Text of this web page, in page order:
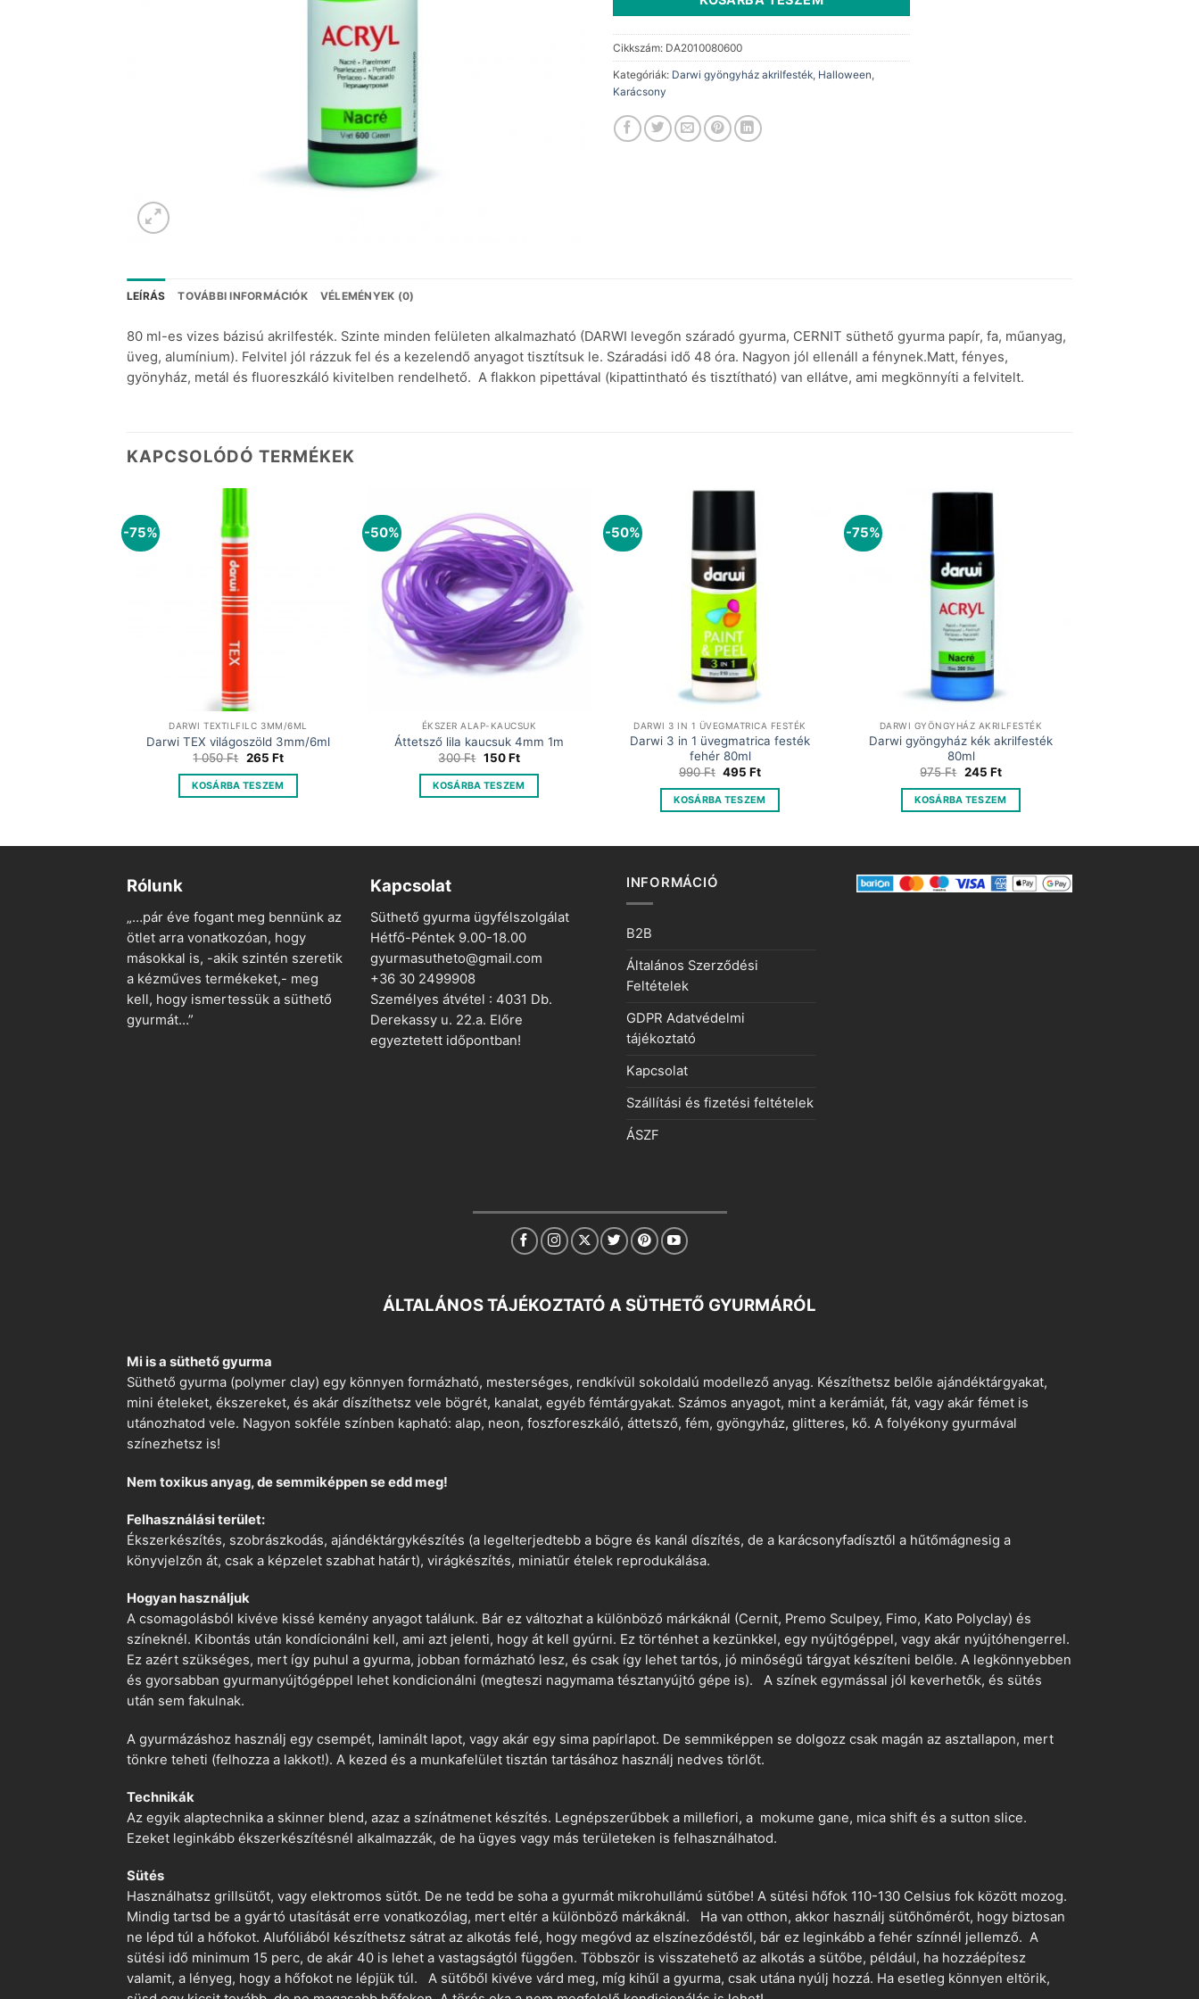
Cikkszám: DA2010080600
Kategóriák: Darwi gyöngyház akrilfesték Halloween
Karácsony
LEÍRÁS TOVÁBBI INFORMÁCIÓK VÉLEMÉNYEK (0)
80 ml-es vizes bázisú akrilfesték. Szinte minden felületen alkalmazható (DARWI levegőn száradó gyurma, CERNIT süthető gyurma papír, fa, műanyag,
üveg, alumínium). Felvitel jól rázzuk fel és a kezelendő anyagot tisztítsuk le. Száradási idő 48 óra. Nagyon jól ellenáll a fénynek.Matt, fényes,
gyönyház, metál és fluoreszkáló kivitelben rendelhető. A flakkon pipettával (kipattintható és tisztítható) van ellátve, ami megkönnyíti a felvitelt.
KAPCSOLÓDÓ TERMÉKEK
-75%
DARWI TEXTILFILC 3MM/6ML
Darwi TEX világoszöld 3mm/6ml
1 050Ft Original
was:
1
265 FtCurrent
is:
265 Ft.
KOSÁRBA TESZEM
-50%
ÉKSZER ALAP-KAUCSUK
Áttetsző lila kaucsuk 4mm 1m
300Ft Original
was:
300 Ft.
150FtCurrent
is:
150 Ft.
KOSÁRBA TESZEM
-50%
DARWI 3 IN 1 ÜVEGMATRICA FESTÉK
Darwi 3 in 1 üvegmatrica festék
fehér 80ml
990Ft Original
was:
990 Ft.
495 FtCurrent
is:
495 Ft.
KOSÁRBA TESZEM
-75%
DARWI GYÖNGYHÁZ AKRILFESTÉK
Darwi gyöngyház kék akrilfesték
80ml
975Ft Original
was:
975 Ft.
245 FtCurrent
is:
245 Ft.
KOSÁRBA TESZEM
Rólunk
„…pár éve fogant meg bennünk az
ötlet arra vonatkozóan, hogy
másokkal is, -akik szintén szeretik
a kézműves termékeket,- meg
kell, hogy ismertessük a süthető
gyurmát…”
Kapcsolat
Süthető gyurma ügyfélszolgálat
Hétfő-Péntek 9.00-18.00
gyurmasutheto@gmail.com
+36 30 2499908
Személyes átvétel : 4031 Db.
Derekassy u. 22.a. Előre
egyeztetett időpontban!
INFORMÁCIÓ
B2B
Általános Szerződési
Feltételek
GDPR Adatvédelmi
tájékoztató
Kapcsolat
Szállítási és fizetési feltételek
ÁSZF
ÁLTALÁNOS TÁJÉKOZTATÓ A SÜTHETŐ GYURMÁRÓL
Mi is a süthető gyurma
Süthető gyurma (polymer clay) egy könnyen formázható, mesterséges, rendkívül sokoldalú modellező anyag. Készíthetsz belőle ajándéktárgyakat,
mini ételeket, ékszereket, és akár díszíthetsz vele bögrét, kanalat, egyéb fémtárgyakat. Számos anyagot, mint a kerámiát, fát, vagy akár fémet is
utánozhatod vele. Nagyon sokféle színben kapható: alap, neon, foszforeszkáló, áttetsző, fém, gyöngyház, glitteres, kő. A folyékony gyurmával
színezhetsz is!
Nem toxikus anyag, de semmiképpen se edd meg!
Felhasználási terület:
Ékszerkészítés, szobrászkodás, ajándéktárgykészítés (a legelterjedtebb a bögre és kanál díszítés, de a karácsonyfadísztől a hűtőmágnesig a
könyvjelzőn át, csak a képzelet szabhat határt), virágkészítés, miniatűr ételek reprodukálása.
Hogyan használjuk
A csomagolásból kivéve kissé kemény anyagot találunk. Bár ez változhat a különböző márkáknál (Cernit, Premo Sculpey, Fimo, Kato Polyclay) és
színeknél. Kibontás után kondícionálni kell, ami azt jelenti, hogy át kell gyúrni. Ez történhet a kezünkkel, egy nyújtógéppel, vagy akár nyújtóhengerrel.
Ez azért szükséges, mert így puhul a gyurma, jobban formázható lesz, és csak így lehet tartós, jó minőségű tárgyat készíteni belőle. A legkönnyebben
és gyorsabban gyurmanyújtógéppel lehet kondicionálni (megteszi nagymama tésztanyújtó gépe is). A színek egymással jól keverhetők, és sütés
után sem fakulnak.
A gyurmázáshoz használj egy csempét, laminált lapot, vagy akár egy sima papírlapot. De semmiképpen se dolgozz csak magán az asztallapon, mert
tönkre teheti (felhozza a lakkot!). A kezed és a munkafelület tisztán tartásához használj nedves törlőt.
Technikák
Az egyik alaptechnika a skinner blend, azaz a színátmenet készítés. Legnépszerűbbek a millefiori, a mokume gane, mica shift és a sutton slice.
Ezeket leginkább ékszerkészítésnél alkalmazzák, de ha ügyes vagy más területeken is felhasználhatod.
Sütés
Használhatsz grillsütőt, vagy elektromos sütőt. De ne tedd be soha a gyurmát mikrohullámú sütőbe! A sütési hőfok 110-130 Celsius fok között mozog.
Mindig tartsd be a gyártó utasítását erre vonatkozólag, mert eltér a különböző márkáknál. Ha van otthon, akkor használj sütőhőmérőt, hogy biztosan
ne lépd túl a hőfokot. Alufóliából készíthetsz sátrat az alkotás felé, hogy megóvd az elszíneződéstől, bár ez leginkább a fehér színnél jellemző. A
sütési idő minimum 15 perc, de akár 40 is lehet a vastagságtól függően. Többször is visszatehető az alkotás a sütőbe, például, ha hozzáépítesz
valamit, a lényeg, hogy a hőfokot ne lépjük túl. A sütőből kivéve várd meg, míg kihűl a gyurma, csak utána nyúlj hozzá. Ha esetleg könnyen eltörik,